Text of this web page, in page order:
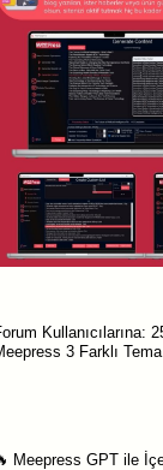
Kullanıcılarına:
3 Farklı
Meepress GPT ile